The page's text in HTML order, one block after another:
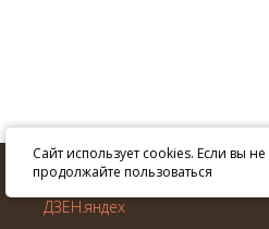
© ИП Крюкова Е.В. 2013–
Все права защищены.
ДЗЕН.яндех
Сайт использует cookies. Если вы
продолжайте пользоваться